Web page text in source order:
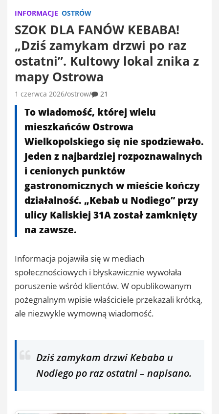
INFORMACJE OSTRÓW
SZOK DLA FANÓW KEBABA!
„Dziś zamykam drzwi po raz
ostatni”. Kultowy lokal znika z
mapy Ostrowa
1 czerwca 2026 ostrow 21
To wiadomość, której wielu
mieszkańców Ostrowa
Wielkopolskiego się nie spodziewało.
Jeden z najbardziej rozpoznawalnych
i cenionych punktów
gastronomicznych w mieście kończy
działalność. „Kebab u Nodiego” przy
ulicy Kaliskiej 31A został zamknięty
na zawsze.
Informacja pojawiła się w mediach
społecznościowych i błyskawicznie wywołała
poruszenie wśród klientów. W opublikowanym
pożegnalnym wpisie właściciele przekazali krótką,
ale niezwykle wymowną wiadomość.
Dziś zamykam drzwi Kebaba u
Nodiego po raz ostatni – napisano.